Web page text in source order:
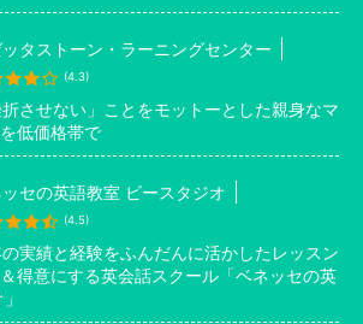
ッタストーン・ラーニングセンター
(4.3)
折させない」ことをモットーとした親身なマ
低価格帯で
セの英語教室 ビースタジオ
(4.5)
実績と経験をふんだんに活かしたレッスン
得意にする英会話スクール「ベネッセの英